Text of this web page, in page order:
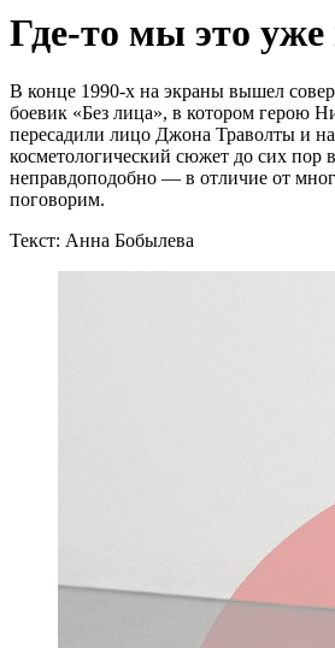
Где‑то мы это уже
В конце 1990‑х на экраны вышел
боевик «Без лица», в котором герою
пересадили лицо Джона Траволты и
косметологический сюжет до сих пор
неправдоподобно — в отличие от
поговорим.
Текст: Анна Бобылева